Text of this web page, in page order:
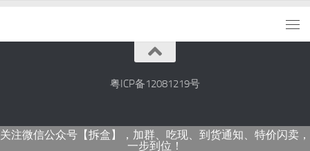
粤ICP备12081219号
关注微信公众号【拆盒】，加群、吃现、到货通知、特价闪卖，
一步到位！